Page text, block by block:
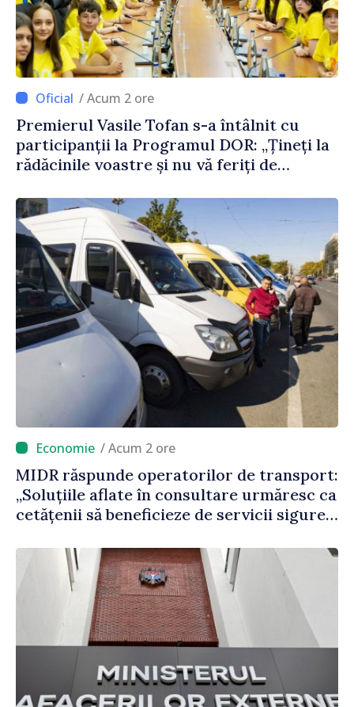
/ Acum 2 ore
Premierul Vasile Tofan s-a întâlnit cu
participanții la Programul DOR: „Țineți la
rădăcinile voastre și nu vă feriți de
reuși”
/ Acum 2 ore
MIDR răspunde operatorilor de transport:
„Soluțiile aflate în consultare urmăresc ca
cetățenii să beneficieze de servicii sigure,